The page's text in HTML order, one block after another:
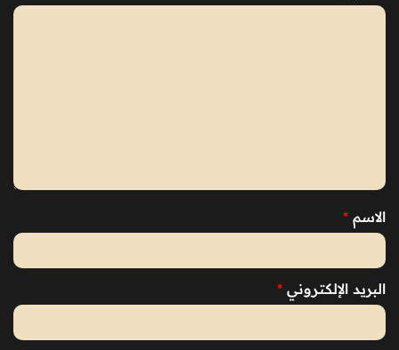
الاسم *
البريد الإلكتروني *